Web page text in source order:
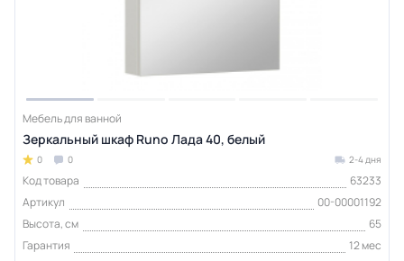
Мебель для ванной
Зеркальный шкаф Runo Лада 40, белый
0 0 2-4 дня
Код товара
63233
Артикул
00-00001192
Высота, см
65
Гарантия
12 мес